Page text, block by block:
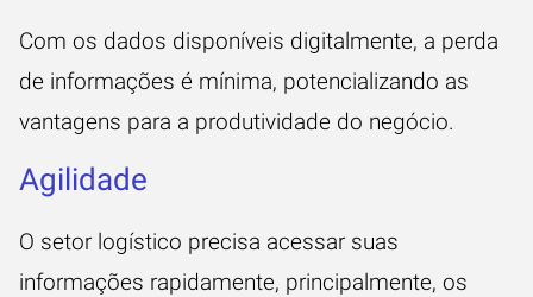
Com os dados disponíveis digitalmente, a perda
de informações é mínima, potencializando as
vantagens para a produtividade do negócio.
Agilidade
O setor logístico precisa acessar suas
informações rapidamente, principalmente, os